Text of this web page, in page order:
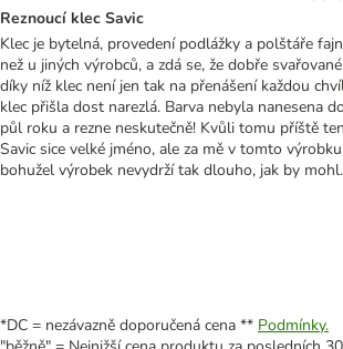
Reznoucí klec Savic
Klec je bytelná, provedení podlážky a polštáře
než u jiných výrobců, a zdá se, že dobře
díky níž klec není jen tak na přenášení každou
klec přišla dost narezlá. Barva nebyla nanesena
půl roku a rezne neskutečně! Kvůli tomu příště
Savic sice velké jméno, ale za mě v tomto
bohužel výrobek nevydrží tak dlouho, jak by mohl.
*DC = nezávazně doporučená cena ** Podmínky.